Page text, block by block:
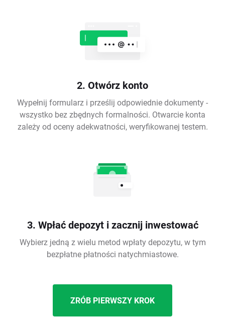
2. Otwórz konto
Wypełnij formularz i prześlij odpowiednie dokumenty -
wszystko bez zbędnych formalności. Otwarcie konta
zależy od oceny adekwatności, weryfikowanej testem.
3. Wpłać depozyt i zacznij inwestować
Wybierz jedną z wielu metod wpłaty depozytu, w tym
bezpłatne płatności natychmiastowe.
ZRÓB PIERWSZY KROK